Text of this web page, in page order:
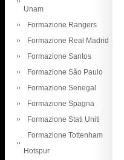
Unam
Formazione Rangers
Formazione Real Madrid
Formazione Santos
Formazione São Paulo
Formazione Senegal
Formazione Spagna
Formazione Stati Uniti
Formazione Tottenham
Hotspur